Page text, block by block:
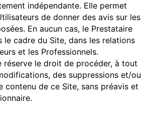
indépendante. Elle permet
de donner des avis sur les
En aucun cas, le Prestataire
le cadre du Site, dans les relations
et les Professionnels.
réserve le droit de procéder, à tout
des suppressions et/ou
contenu de ce Site, sans préavis et